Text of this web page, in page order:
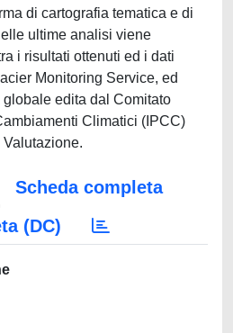
di cartografia tematica e di
ultime analisi viene
i risultati ottenuti ed i dati
Monitoring Service, ed
edita dal Comitato
Climatici (IPCC)
Scheda completa
(DC)